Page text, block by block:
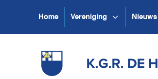
Home Vereniging Nieuws